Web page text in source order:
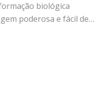
biológica
poderosa e fácil de